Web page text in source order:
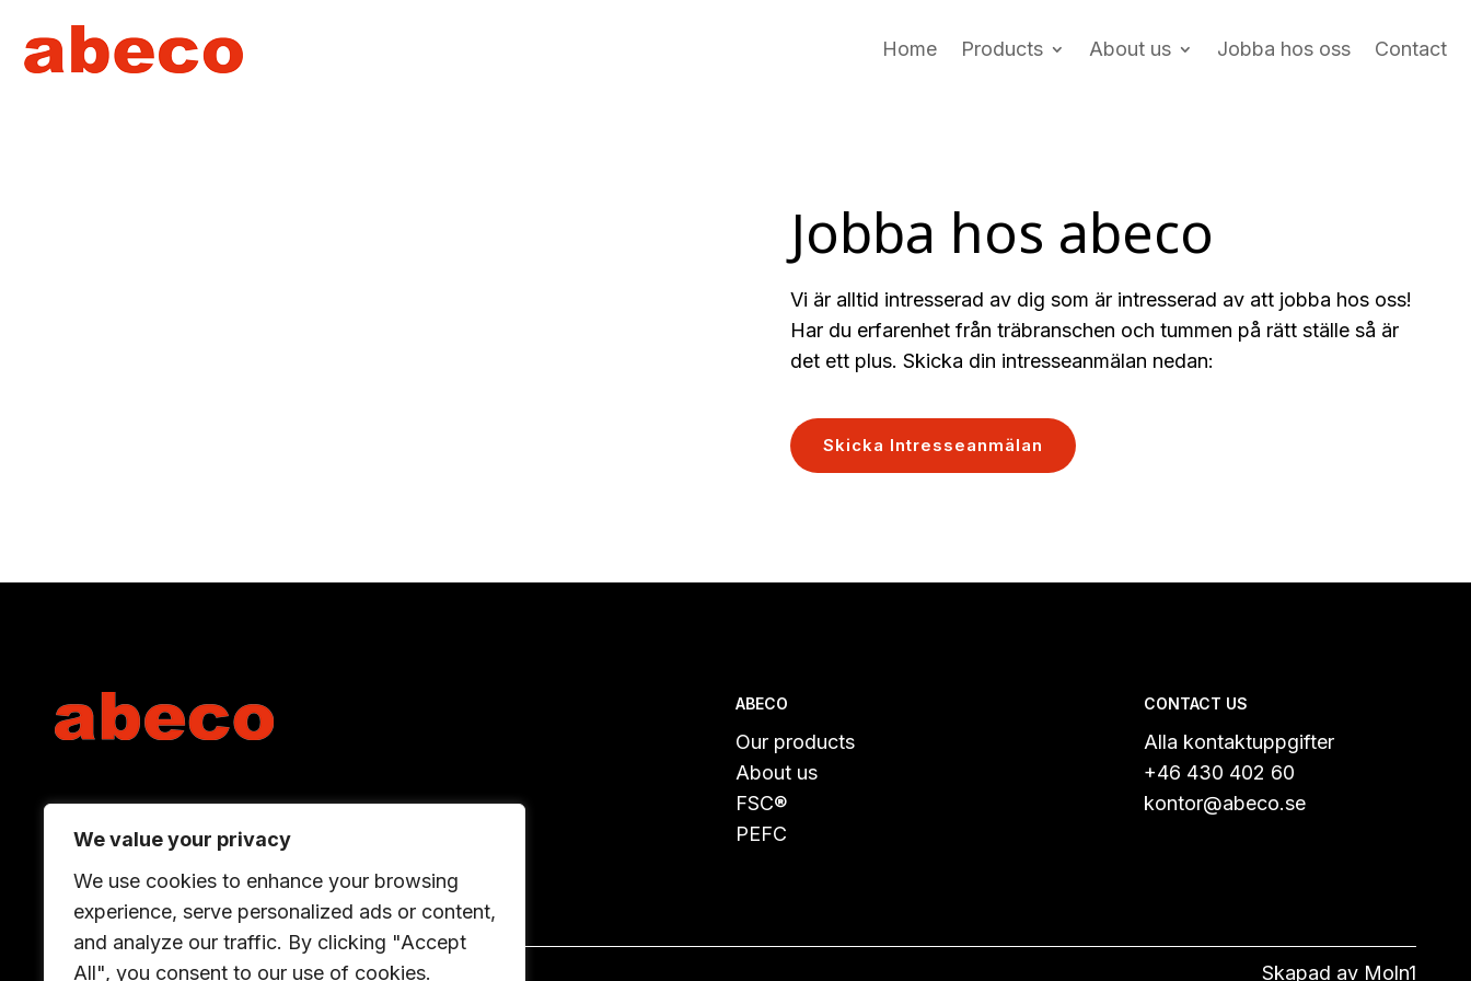
We value your privacy
We use cookies to enhance your browsing
experience, serve personalized ads or content,
and analyze our traffic. By clicking "Accept
All", you consent to our use of cookies.
Home Products About us Jobba hos oss Contact
Jobba hos abeco
Vi är alltid intresserad av dig som är intresserad av att jobba hos oss!
Har du erfarenhet från träbranschen och tummen på rätt ställe så är
det ett plus. Skicka din intresseanmälan nedan:
Skicka Intresseanmälan
ABECO
Our products
About us
FSC®
PEFC
CONTACT US
Alla kontaktuppgifter
+46 430 402 60
kontor@abeco.se
LinkedIn
abeco ab. All rights reserved. Skapad av Moln1